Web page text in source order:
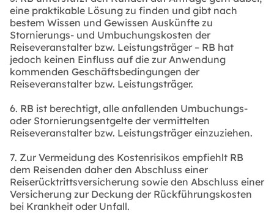
eine praktikable Lösung zu finden und gibt nach
bestem Wissen und Gewissen Auskünfte zu
Stornierungs- und Umbuchungskosten der
Reiseveranstalter bzw. Leistungsträger – RB hat
jedoch keinen Einfluss auf die zur Anwendung
kommenden Geschäftsbedingungen der
Reiseveranstalter bzw. Leistungsträger.
6. RB ist berechtigt, alle anfallenden Umbuchungs-
oder Stornierungsentgelte der vermittelten
Reiseveranstalter bzw. Leistungsträger einzuziehen.
7. Zur Vermeidung des Kostenrisikos empfiehlt RB
dem Reisenden daher den Abschluss einer
Reiserücktrittsversicherung sowie den Abschluss einer
Versicherung zur Deckung der Rückführungskosten
bei Krankheit oder Unfall.